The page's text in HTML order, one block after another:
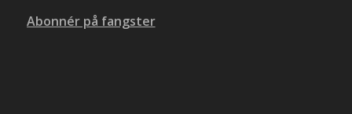
Abonnér på fangster